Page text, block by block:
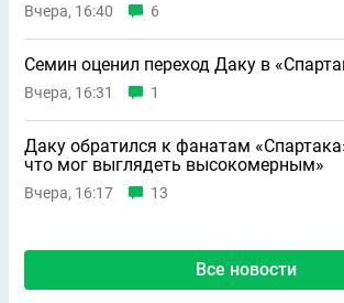
Вчера, 16:40 6
Семин оценил переход Даку в
Вчера, 16:31 1
Даку обратился к фанатам
что мог выглядеть высокомерным»
Вчера, 16:17 13
Все новости